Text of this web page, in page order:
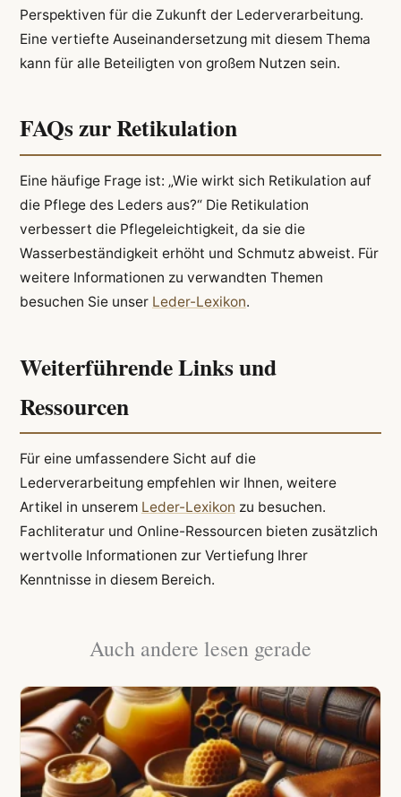
Perspektiven für die Zukunft der Lederverarbeitung.
Eine vertiefte Auseinandersetzung mit diesem Thema
kann für alle Beteiligten von großem Nutzen sein.
FAQs zur Retikulation
Eine häufige Frage ist: „Wie wirkt sich Retikulation auf
die Pflege des Leders aus?“ Die Retikulation
verbessert die Pflegeleichtigkeit, da sie die
Wasserbeständigkeit erhöht und Schmutz abweist. Für
weitere Informationen zu verwandten Themen
besuchen Sie unser Leder-Lexikon.
Weiterführende Links und
Ressourcen
Für eine umfassendere Sicht auf die
Lederverarbeitung empfehlen wir Ihnen, weitere
Artikel in unserem Leder-Lexikon zu besuchen.
Fachliteratur und Online-Ressourcen bieten zusätzlich
wertvolle Informationen zur Vertiefung Ihrer
Kenntnisse in diesem Bereich.
Auch andere lesen gerade